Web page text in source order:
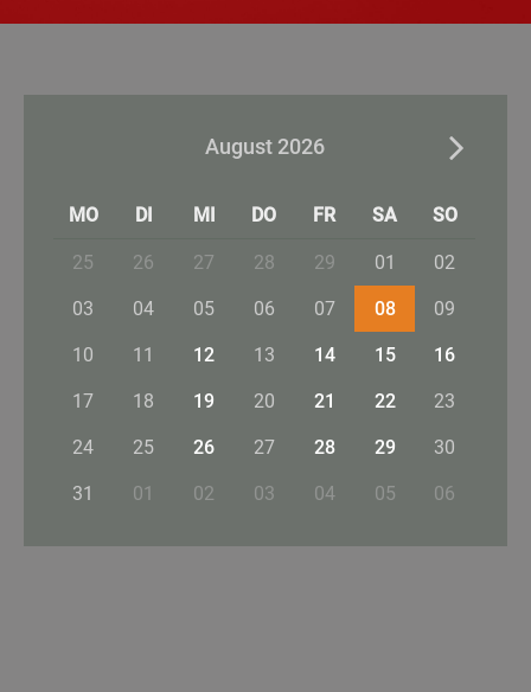
August 2026
MO DI MI DO FR SA SO
25 26 27 28 29 01 02
03 04 05 06 07 08 09
10 11 12 13 14 15 16
17 18 19 20 21 22 23
24 25 26 27 28 29 30
31 01 02 03 04 05 06